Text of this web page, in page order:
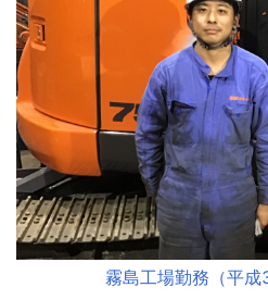
霧島工場勤務（平成